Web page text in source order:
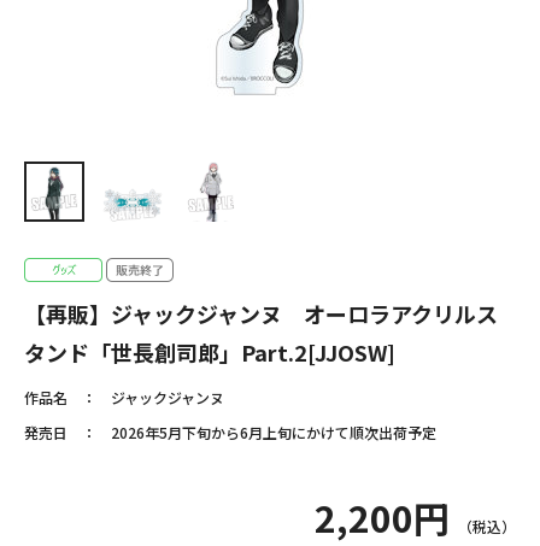
【再販】ジャックジャンヌ オーロラアクリルス
タンド「世長創司郎」Part.2[JJOSW]
作品名
ジャックジャンヌ
発売日
2026年5月下旬から6月上旬にかけて順次出荷予定
2,200円